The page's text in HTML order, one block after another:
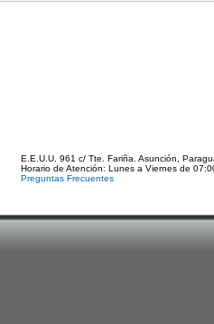
E.E.U.U. 961 c/ Tte. Fariña. Asunción,
Horario de Atención: Lunes a Viernes de
Preguntas Frecuentes